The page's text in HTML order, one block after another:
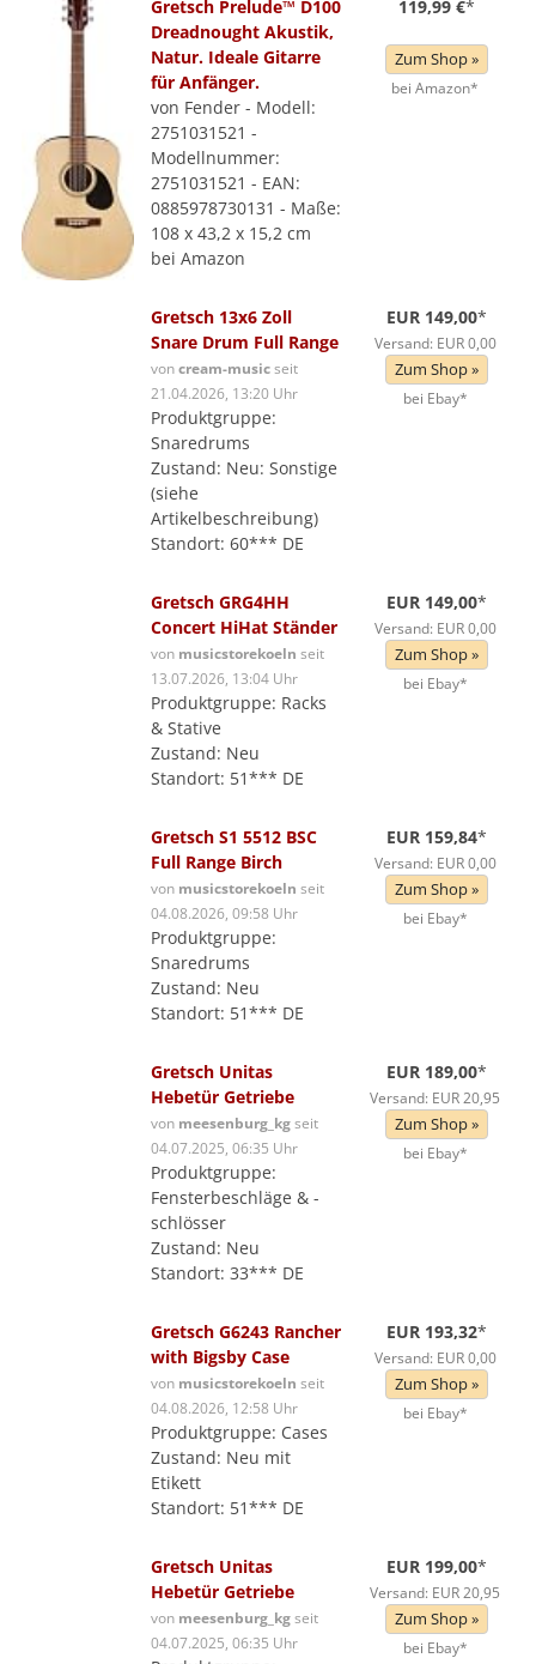
Gretsch Prelude™ D100
Dreadnought Akustik,
Natur. Ideale Gitarre
für Anfänger.
von Fender - Modell:
2751031521 -
Modellnummer:
2751031521 - EAN:
0885978730131 - Maße:
108 x 43,2 x 15,2 cm
bei Amazon
119,99 €*
Zum Shop »
bei Amazon*
Gretsch 13x6 Zoll
Snare Drum Full Range
voncream-musicseit
21.04.2026, 13:20 Uhr
Produktgruppe:
Snaredrums
Zustand: Neu: Sonstige
(siehe
Artikelbeschreibung)
Standort: 60*** DE
EUR 149,00*
Versand: EUR 0,00
Zum Shop »
bei Ebay*
Gretsch GRG4HH
Concert HiHat Ständer
von musicstorekoeln seit
13.07.2026, 13:04 Uhr
Produktgruppe: Racks
& Stative
Zustand: Neu
Standort: 51*** DE
EUR 149,00*
Versand: EUR 0,00
Zum Shop »
bei Ebay*
Gretsch S1 5512 BSC
Full Range Birch
von musicstorekoeln seit
04.08.2026, 09:58 Uhr
Produktgruppe:
Snaredrums
Zustand: Neu
Standort: 51*** DE
EUR 159,84*
Versand: EUR 0,00
Zum Shop »
bei Ebay*
Gretsch Unitas
Hebetür Getriebe
von meesenburg_kgseit
04.07.2025, 06:35 Uhr
Produktgruppe:
Fensterbeschläge & -
schlösser
Zustand: Neu
Standort: 33*** DE
EUR 189,00*
Versand: EUR 20,95
Zum Shop »
bei Ebay*
Gretsch G6243 Rancher
with Bigsby Case
von musicstorekoeln seit
04.08.2026, 12:58 Uhr
Produktgruppe: Cases
Zustand: Neu mit
Etikett
Standort: 51*** DE
EUR 193,32*
Versand: EUR 0,00
Zum Shop »
bei Ebay*
Gretsch Unitas
Hebetür Getriebe
von meesenburg_kgseit
04.07.2025, 06:35 Uhr
EUR 199,00*
Versand: EUR 20,95
Zum Shop »
bei Ebay*